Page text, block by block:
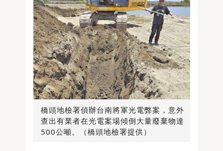
橋頭地檢署偵辦台南將軍光電弊案，意外
查出有業者在光電案場傾倒大量廢棄物達
500公噸。（橋頭地檢署提供）